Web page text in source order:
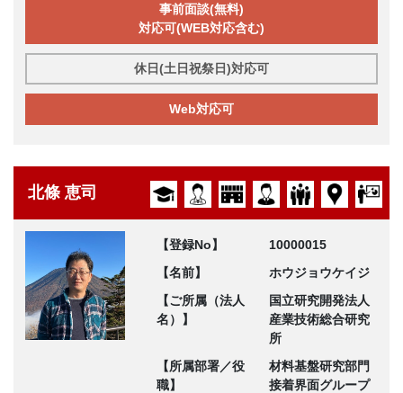
事前面談(無料)
対応可(WEB対応含む)
休日(土日祝祭日)対応可
Web対応可
北條 恵司
【登録No】
10000015
【名前】
ホウジョウケイジ
【ご所属（法人
名）】
国立研究開発法人
産業技術総合研究
所
【所属部署／役
職】
材料基盤研究部門
接着界面グループ